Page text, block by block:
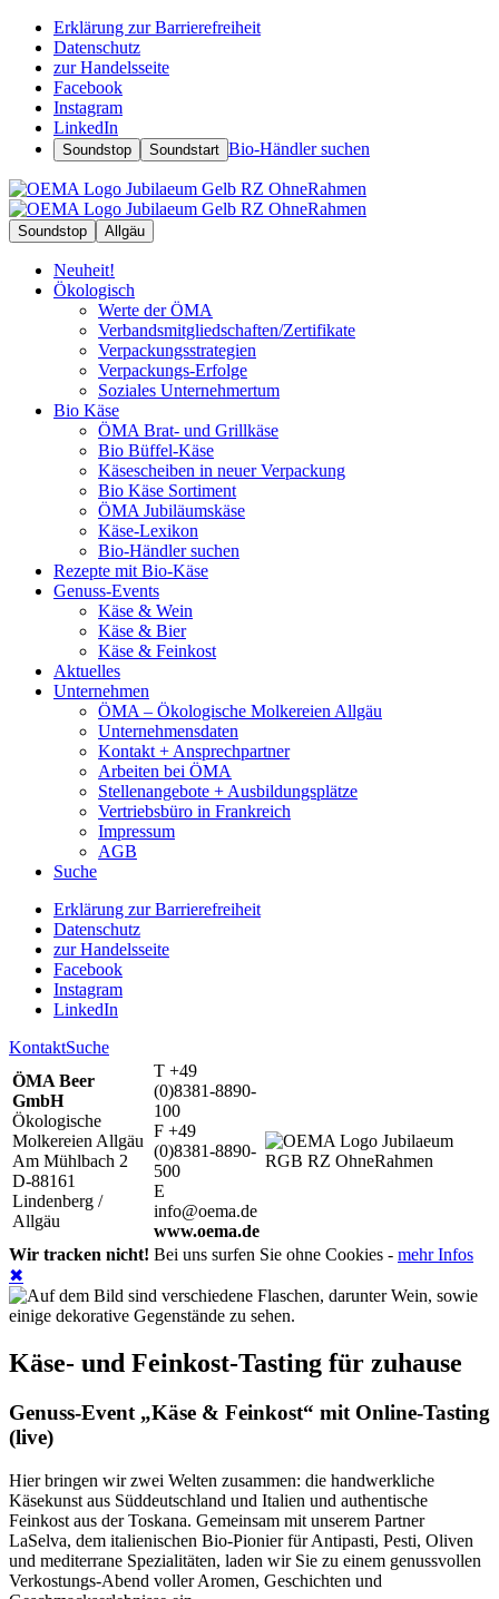
Erklärung zur Barrierefreiheit
Datenschutz
zur Handelsseite
Facebook
Instagram
LinkedIn
Soundstop Soundstart Bio-Händler suchen
Soundstop Allgäu
Neuheit!
Ökologisch
Werte der ÖMA
Verbandsmitgliedschaften/Zertifikate
Verpackungsstrategien
Verpackungs-Erfolge
Soziales Unternehmertum
Bio Käse
ÖMA Brat- und Grillkäse
Bio Büffel-Käse
Käsescheiben in neuer Verpackung
Bio Käse Sortiment
ÖMA Jubiläumskäse
Käse-Lexikon
Bio-Händler suchen
Rezepte mit Bio-Käse
Genuss-Events
Käse & Wein
Käse & Bier
Käse & Feinkost
Aktuelles
Unternehmen
ÖMA – Ökologische Molkereien Allgäu
Unternehmensdaten
Kontakt + Ansprechpartner
Arbeiten bei ÖMA
Stellenangebote + Ausbildungsplätze
Vertriebsbüro in Frankreich
Impressum
AGB
Suche
Erklärung zur Barrierefreiheit
Datenschutz
zur Handelsseite
Facebook
Instagram
LinkedIn
KontaktSuche
ÖMA Beer
GmbH
Ökologische
Molkereien Allgäu
Am Mühlbach 2
D-88161
Lindenberg /
Allgäu
T +49
(0)8381-8890-
100
F +49
(0)8381-8890-
500
E
info@oema.de
www.oema.de
Wir tracken nicht! Bei uns surfen Sie ohne Cookies - mehr Infos
✖
Käse- und Feinkost-Tasting für zuhause
Genuss-Event „Käse & Feinkost“ mit Online-Tasting
(live)
Hier bringen wir zwei Welten zusammen: die handwerkliche
Käsekunst aus Süddeutschland und Italien und authentische
Feinkost aus der Toskana. Gemeinsam mit unserem Partner
LaSelva, dem italienischen Bio-Pionier für Antipasti, Pesti, Oliven
und mediterrane Spezialitäten, laden wir Sie zu einem genussvollen
Verkostungs-Abend voller Aromen, Geschichten und